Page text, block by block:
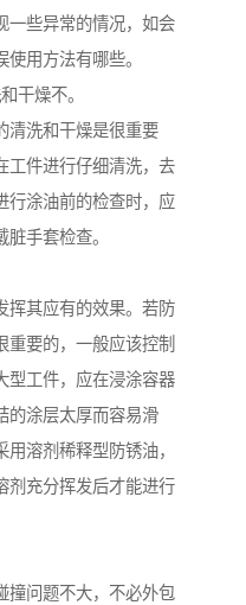
一些异常的情况，如会
用方法有哪些。
干燥不。
清洗和干燥是很重要
工件进行仔细清洗，去
行涂油前的检查时，应
手套检查。
挥其应有的效果。若防
重要的，一般应该控制
型工件，应在浸涂容器
的涂层太厚而容易滑
溶剂稀释型防锈油，
剂充分挥发后才能进行
撞问题不大，不必外包